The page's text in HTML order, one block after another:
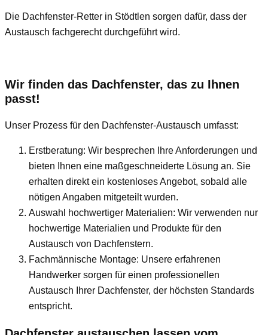
Die Dachfenster-Retter in Stödtlen sorgen dafür, dass der
Austausch fachgerecht durchgeführt wird.
Wir finden das Dachfenster, das zu Ihnen
passt!
Unser Prozess für den Dachfenster-Austausch umfasst:
Erstberatung: Wir besprechen Ihre Anforderungen und
bieten Ihnen eine maßgeschneiderte Lösung an. Sie
erhalten direkt ein kostenloses Angebot, sobald alle
nötigen Angaben mitgeteilt wurden.
Auswahl hochwertiger Materialien: Wir verwenden nur
hochwertige Materialien und Produkte für den
Austausch von Dachfenstern.
Fachmännische Montage: Unsere erfahrenen
Handwerker sorgen für einen professionellen
Austausch Ihrer Dachfenster, der höchsten Standards
entspricht.